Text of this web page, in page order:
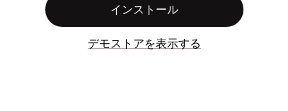
インストール
デモストアを表示する